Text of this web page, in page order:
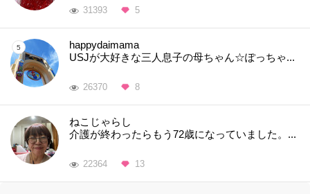
31393 5
happydaimama
USJが大好きな三人息子の母ちゃん☆ぽっちゃ...
26370 8
ねこじゃらし
介護が終わったらもう72歳になっていました。...
22364 13